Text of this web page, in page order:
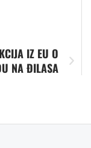
IZ EU O
NA ĐILASA